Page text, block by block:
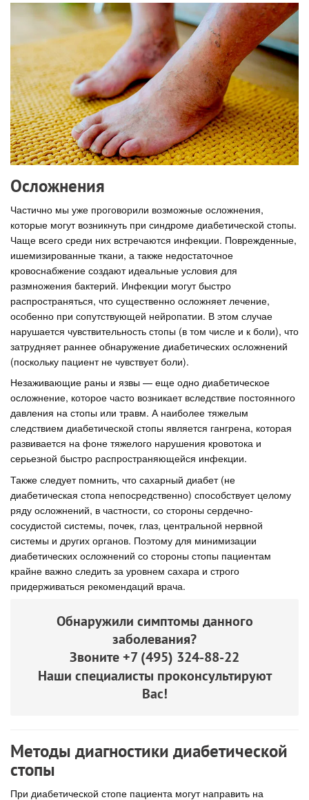
Осложнения
Частично мы уже проговорили возможные осложнения,
которые могут возникнуть при синдроме диабетической стопы.
Чаще всего среди них встречаются инфекции. Поврежденные,
ишемизированные ткани, а также недостаточное
кровоснабжение создают идеальные условия для
размножения бактерий. Инфекции могут быстро
распространяться, что существенно осложняет лечение,
особенно при сопутствующей нейропатии. В этом случае
нарушается чувствительность стопы (в том числе и к боли), что
затрудняет раннее обнаружение диабетических осложнений
(поскольку пациент не чувствует боли).
Незаживающие раны и язвы — еще одно диабетическое
осложнение, которое часто возникает вследствие постоянного
давления на стопы или травм. А наиболее тяжелым
следствием диабетической стопы является гангрена, которая
развивается на фоне тяжелого нарушения кровотока и
серьезной быстро распространяющейся инфекции.
Также следует помнить, что сахарный диабет (не
диабетическая стопа непосредственно) способствует целому
ряду осложнений, в частности, со стороны сердечно-
сосудистой системы, почек, глаз, центральной нервной
системы и других органов. Поэтому для минимизации
диабетических осложнений со стороны стопы пациентам
крайне важно следить за уровнем сахара и строго
придерживаться рекомендаций врача.
Обнаружили симптомы данного
заболевания?
Звоните+7 (495) 324-88-22
Наши специалисты проконсультируют
Вас!
Методы диагностики диабетической
стопы
При диабетической стопе пациента могут направить на